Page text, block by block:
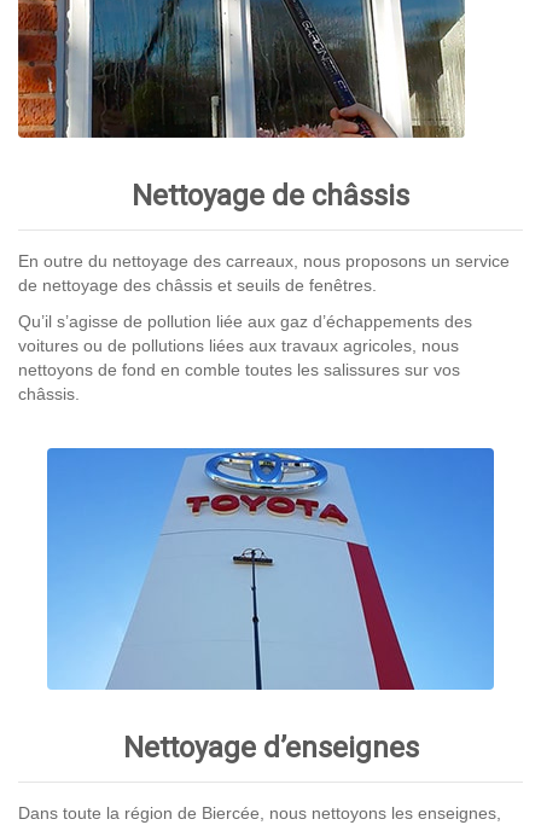
Nettoyage de châssis
En outre du nettoyage des carreaux, nous proposons un service
de nettoyage des châssis et seuils de fenêtres.
Qu’il s’agisse de pollution liée aux gaz d’échappements des
voitures ou de pollutions liées aux travaux agricoles, nous
nettoyons de fond en comble toutes les salissures sur vos
châssis.
Nettoyage d’enseignes
Dans toute la région de Biercée, nous nettoyons les enseignes,